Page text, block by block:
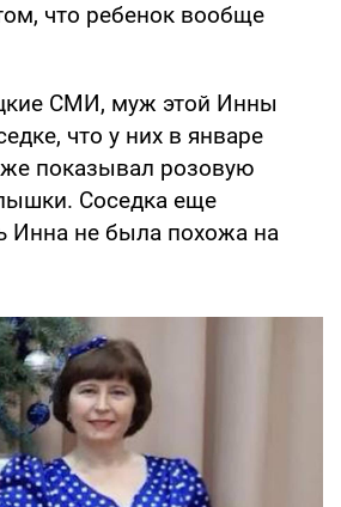
что ребенок вообще
СМИ, муж этой Инны
что у них в январе
показывал розовую
Соседка еще
Инна не была похожа на